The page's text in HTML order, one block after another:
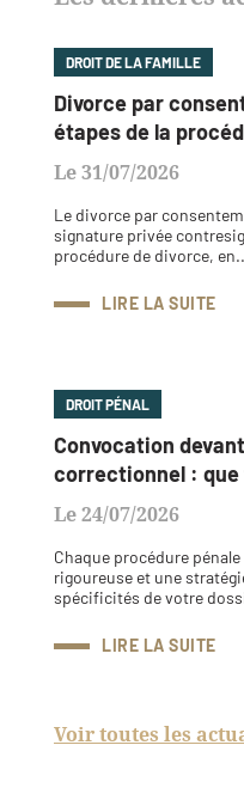
DROIT DE LA FAMILLE
Divorce par
étapes de la
Le 31/07/2026
Le divorce par
signature privée
procédure de divorce,
LIRE LA SUITE
DROIT PÉNAL
Convocation
correctionnel : que
Le 24/07/2026
Chaque procédure
rigoureuse et une
spécificités de votre
LIRE LA SUITE
Voir toutes les